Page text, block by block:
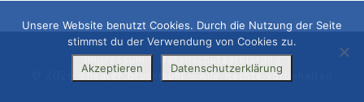
Impressum| Datenschutzerklärung
Theater Bruckmühl– Alle Rechte vorbehalten
Unsere Website benutzt Cookies. Durch die Nutzung der Seite
stimmst du der Verwendung von Cookies zu.
Akzeptieren Datenschutzerklärung